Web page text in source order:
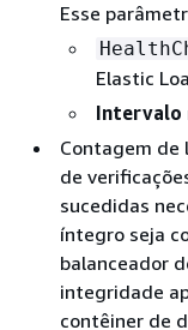
Esse
Elastic
Intervalo
Contagem
de
sucedidas
íntegro seja
balanceador
integridade
contêiner de